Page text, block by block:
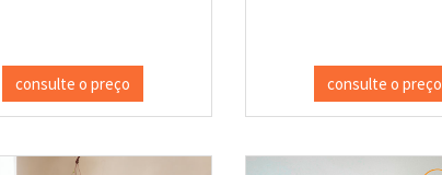
consulte o preço consulte o preço